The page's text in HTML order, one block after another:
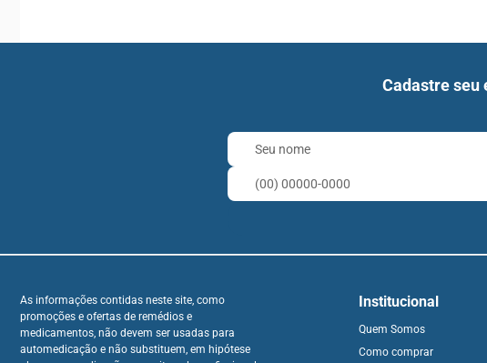
Cadastre seu
As informações contidas neste site, como
promoções e ofertas de remédios e
medicamentos, não devem ser usadas para
automedicação e não substituem, em hipótese
Institucional
Quem Somos
Como comprar